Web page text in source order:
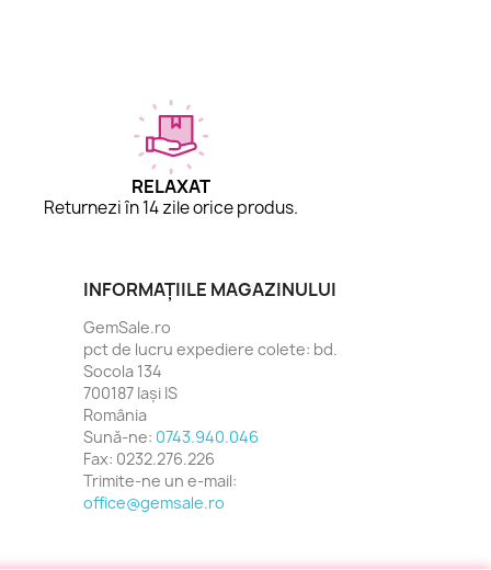
RELAXAT
Returnezi în 14 zile orice produs.
INFORMAȚIILE MAGAZINULUI
GemSale.ro
pct de lucru expediere colete: bd.
Socola 134
700187 Iași IS
România
Sună-ne: 0743.940.046
Fax: 0232.276.226
Trimite-ne un e-mail:
office@gemsale.ro